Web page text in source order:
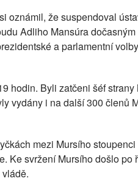
oznámil, že suspendoval
Adliho Mansúra
a parlamentní
hodin. Byli zatčeni šéf
vydány i na další 300 členů
mezi Mursího
Ke svržení Mursího došlo po